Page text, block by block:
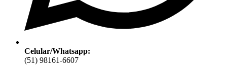
Celular/Whatsapp:
(51) 98161-6607